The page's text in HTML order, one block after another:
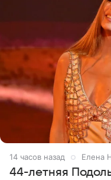
14 часов назад Елена
44-летняя